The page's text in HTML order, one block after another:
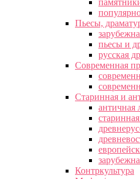
Пьесы,
пьесы и
русская
Современная
Старинная и
античная
Контркультура